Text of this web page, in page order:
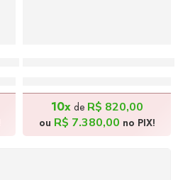
10xde R$ 820,00
ou R$ 7.380,00 no PIX!